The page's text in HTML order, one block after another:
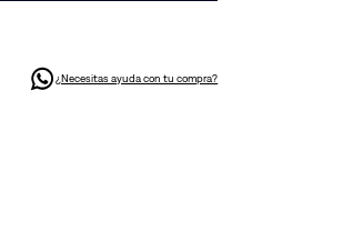
¿Necesitas ayuda con tu compra?